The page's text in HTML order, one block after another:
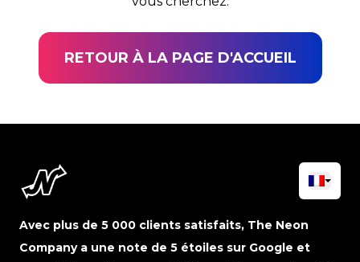
RETOUR À LA PAGE D'ACCUEIL
Avec plus de 5 000 clients satisfaits, The Neon
Company a une note de 5 étoiles sur Google et